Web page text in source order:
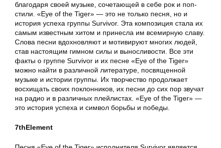
благодаря своей музыке, сочетающей в себе рок и поп-
стили. «Eye of the Tiger» — это не только песня, но и
история успеха группы Survivor. Эта композиция стала их
самым известным хитом и принесла им всемирную славу.
Слова песни вдохновляют и мотивируют многих людей,
став настоящим гимном силы и выносливости. Все эти
факты о группе Survivor и их песне «Eye of the Tiger»
можно найти в различной литературе, посвященной
музыке и истории группы. Их творчество продолжает
восхищать своих поклонников, их песни до сих пор звучат
на радио и в различных плейлистах. «Eye of the Tiger» —
это история успеха и символ борьбы и победы.
7thElement